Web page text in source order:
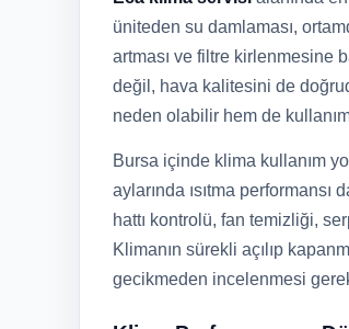
üniteden su damlaması,
artması ve filtre kirlenmesine
değil, hava kalitesini de
neden olabilir hem de
Bursa içinde klima kullanım
aylarında ısıtma
hattı kontrolü, fan temizliği,
Klimanın sürekli açılıp
gecikmeden incelenmesi